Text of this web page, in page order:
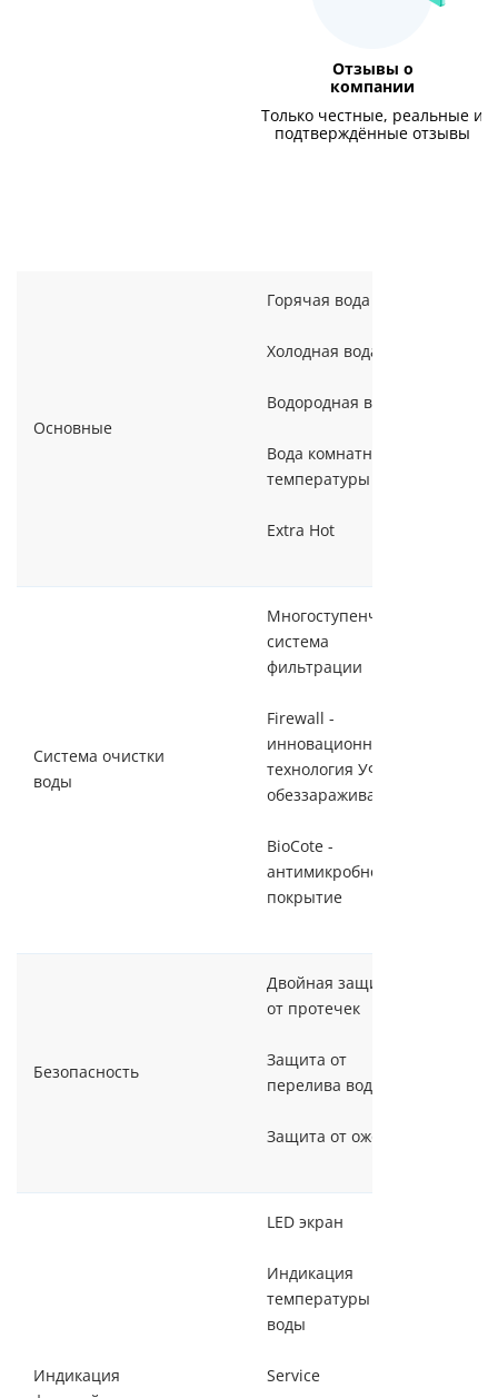
Отзывы о
компании
Только честные, реальные и
подтверждённые отзывы
Основные
Горячая вода
Холодная вода
Водородная вода
Вода комнатной
температуры
Extra Hot
Система очистки
воды
Многоступенчатая
система
фильтрации
Firewall -
инновационная
технология УФ-
обеззараживания
BioCote -
антимикробное
покрытие
Безопасность
Двойная защита
от протечек
Защита от
перелива воды
Защита от ожогов
Индикация
LED экран
Индикация
температуры
воды
Service